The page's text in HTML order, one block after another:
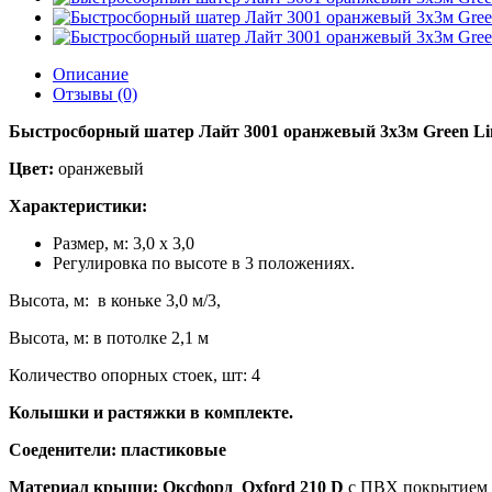
Описание
Отзывы (0)
Быстросборный шатер Лайт 3001 оранжевый 3х3м Green
Цвет: оранжевый
Характеристики:
Размер, м: 3,0 х 3,0
Регулировка по высоте в 3 положениях.
Высота, м: в коньке 3,0 м/3,
Высота, м: в потолке 2,1 м
Количество опорных стоек, шт: 4
Колышки и растяжки в комплекте.
Соеденители: пластиковые
Материал крыши: Оксфорд Oxford 210 D с ПВХ покрытием